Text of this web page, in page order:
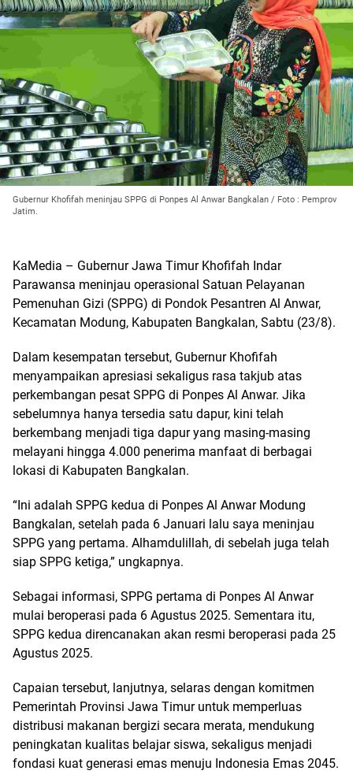
Gubernur Khofifah meninjau SPPG di Ponpes Al Anwar Bangkalan / Foto : Pemprov
Jatim.
KaMedia – Gubernur Jawa Timur Khofifah Indar
Parawansa meninjau operasional Satuan Pelayanan
Pemenuhan Gizi (SPPG) di Pondok Pesantren Al Anwar,
Kecamatan Modung, Kabupaten Bangkalan, Sabtu (23/8).
Dalam kesempatan tersebut, Gubernur Khofifah
menyampaikan apresiasi sekaligus rasa takjub atas
perkembangan pesat SPPG di Ponpes Al Anwar. Jika
sebelumnya hanya tersedia satu dapur, kini telah
berkembang menjadi tiga dapur yang masing-masing
melayani hingga 4.000 penerima manfaat di berbagai
lokasi di Kabupaten Bangkalan.
“Ini adalah SPPG kedua di Ponpes Al Anwar Modung
Bangkalan, setelah pada 6 Januari lalu saya meninjau
SPPG yang pertama. Alhamdulillah, di sebelah juga telah
siap SPPG ketiga,” ungkapnya.
Sebagai informasi, SPPG pertama di Ponpes Al Anwar
mulai beroperasi pada 6 Agustus 2025. Sementara itu,
SPPG kedua direncanakan akan resmi beroperasi pada 25
Agustus 2025.
Capaian tersebut, lanjutnya, selaras dengan komitmen
Pemerintah Provinsi Jawa Timur untuk memperluas
distribusi makanan bergizi secara merata, mendukung
peningkatan kualitas belajar siswa, sekaligus menjadi
fondasi kuat generasi emas menuju Indonesia Emas 2045.